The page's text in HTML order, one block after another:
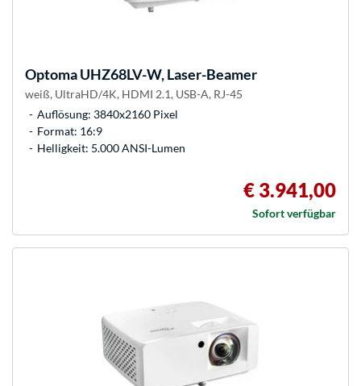
OptomaUHZ68LV-W, Laser-Beamer
weiß, UltraHD/4K, HDMI 2.1, USB-A, RJ-45
Auflösung: 3840x2160 Pixel
Format: 16:9
Helligkeit: 5.000 ANSI-Lumen
€ 3.941,00
Sofort verfügbar